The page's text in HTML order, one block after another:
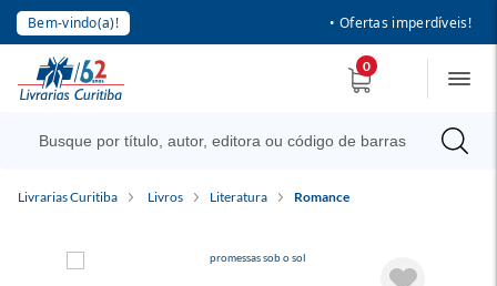
Bem-vindo(a)! • Ofertas imperdíveis!
0
Livrarias Curitiba Livros Literatura Romance